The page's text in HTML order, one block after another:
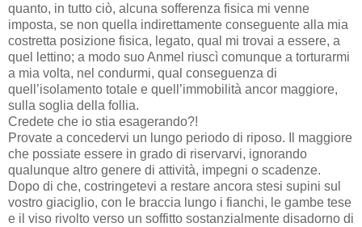
quanto, in tutto ciò, alcuna sofferenza fisica mi venne
imposta, se non quella indirettamente conseguente alla mia
costretta posizione fisica, legato, qual mi trovai a essere, a
quel lettino; a modo suo Anmel riuscì comunque a torturarmi
a mia volta, nel condurmi, qual conseguenza di
quell’isolamento totale e quell’immobilità ancor maggiore,
sulla soglia della follia.
Credete che io stia esagerando?!
Provate a concedervi un lungo periodo di riposo. Il maggiore
che possiate essere in grado di riservarvi, ignorando
qualunque altro genere di attività, impegni o scadenze.
Dopo di che, costringetevi a restare ancora stesi supini sul
vostro giaciglio, con le braccia lungo i fianchi, le gambe tese
e il viso rivolto verso un soffitto sostanzialmente disadorno di